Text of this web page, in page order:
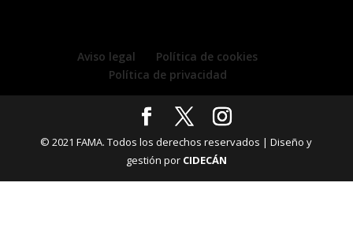
Aviso legal
Política de cookies
Política de privacidad
© 2021 FAMA. Todos los derechos reservados | Diseño y
gestión por CIDECÁN